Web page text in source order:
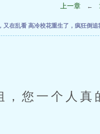
上一章 ←
又在乱看 高冷校花重生了，疯狂倒追
一个人真的